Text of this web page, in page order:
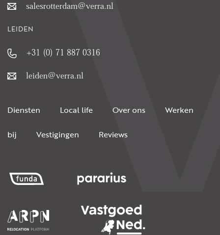
salesrotterdam@verra.nl
LEIDEN
+31 (0) 71 887 0316
leiden@verra.nl
Diensten Local life Over ons Werken
bij Vestigingen Reviews